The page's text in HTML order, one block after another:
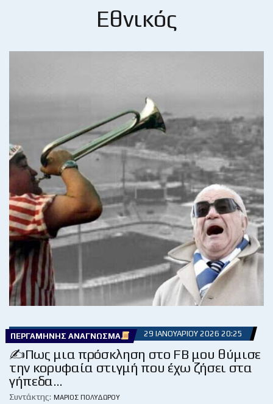
Εθνικός
ΠΕΡΓΑΜΗΝΉΣ ΑΝΆΓΝΩΣΜΑ 29 ΙΑΝΟΥΑΡΊΟΥ 2026 20:25
✍️Πως μια πρόσκληση στο FB μου θύμισε
την κορυφαία στιγμή που έχω ζήσει στα
γήπεδα…
Συντάκτης: ΜΆΡΙΟΣ ΠΟΛΥΔΏΡΟΥ